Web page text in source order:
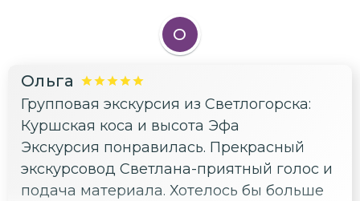
прям то что вам надо. Еще можно
посмотреть, как переплетаются корни
ознакомительная экскурсия огонь 🔥
Если сомневаетесь надо оно вам или нет,
берите, не пожалеете. А если уже были,
то конечно лучше ехать самому и на
целый день
О
Ольга
Групповая экскурсия из Светлогорска:
Куршская коса и высота Эфа
Экскурсия понравилась. Прекрасный
экскурсовод Светлана-приятный голос и
подача материала. Хотелось бы больше